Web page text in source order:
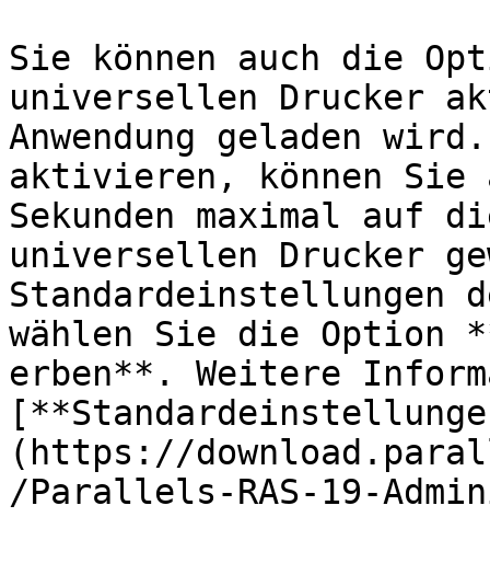
Sie können auch die
universellen Drucker
Anwendung geladen
aktivieren, können
Sekunden maximal auf
universellen Drucker
Standardeinstellungen
wählen Sie die Option
erben**. Weitere
(https://
/Parallels-RAS-19-